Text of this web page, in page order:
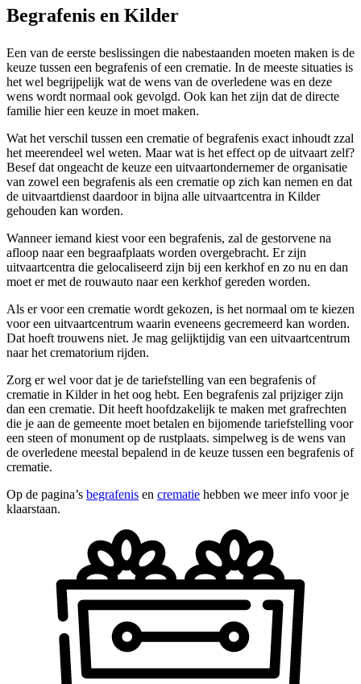
Begrafenis en Kilder
Een van de eerste beslissingen die nabestaanden moeten maken is de
keuze tussen een begrafenis of een crematie. In de meeste situaties is
het wel begrijpelijk wat de wens van de overledene was en deze
wens wordt normaal ook gevolgd. Ook kan het zijn dat de directe
familie hier een keuze in moet maken.
Wat het verschil tussen een crematie of begrafenis exact inhoudt zzal
het meerendeel wel weten. Maar wat is het effect op de uitvaart zelf?
Besef dat ongeacht de keuze een uitvaartondernemer de organisatie
van zowel een begrafenis als een crematie op zich kan nemen en dat
de uitvaartdienst daardoor in bijna alle uitvaartcentra in Kilder
gehouden kan worden.
Wanneer iemand kiest voor een begrafenis, zal de gestorvene na
afloop naar een begraafplaats worden overgebracht. Er zijn
uitvaartcentra die gelocaliseerd zijn bij een kerkhof en zo nu en dan
moet er met de rouwauto naar een kerkhof gereden worden.
Als er voor een crematie wordt gekozen, is het normaal om te kiezen
voor een uitvaartcentrum waarin eveneens gecremeerd kan worden.
Dat hoeft trouwens niet. Je mag gelijktijdig van een uitvaartcentrum
naar het crematorium rijden.
Zorg er wel voor dat je de tariefstelling van een begrafenis of
crematie in Kilder in het oog hebt. Een begrafenis zal prijziger zijn
dan een crematie. Dit heeft hoofdzakelijk te maken met grafrechten
die je aan de gemeente moet betalen en bijomende tariefstelling voor
een steen of monument op de rustplaats. simpelweg is de wens van
de overledene meestal bepalend in de keuze tussen een begrafenis of
crematie.
Op de pagina’s begrafenis en crematie hebben we meer info voor je
klaarstaan.